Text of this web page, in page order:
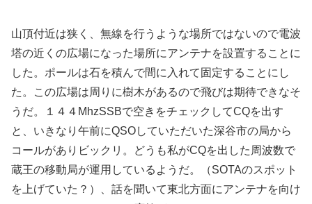
山頂付近は狭く、無線を行うような場所ではないので電波
塔の近くの広場になった場所にアンテナを設置することに
した。ポールは石を積んで間に入れて固定することにし
た。この広場は周りに樹木があるので飛びは期待できなそ
うだ。１４４MhzSSBで空きをチェックしてCQを出す
と、いきなり午前にQSOしていただいた深谷市の局から
コールがありビックリ。どうも私がCQを出した周波数で
蔵王の移動局が運用しているようだ。（SOTAのスポット
を上げていた？）、話を聞いて東北方面にアンテナを向け